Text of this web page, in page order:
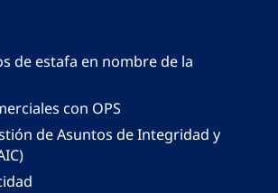
de estafa en nombre de la
con OPS
de Asuntos de Integridad y